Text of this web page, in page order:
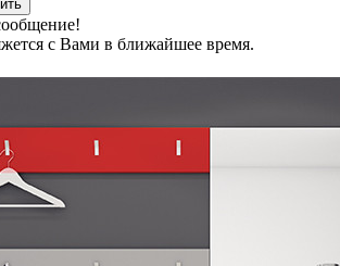
с Вами в ближайшее время.